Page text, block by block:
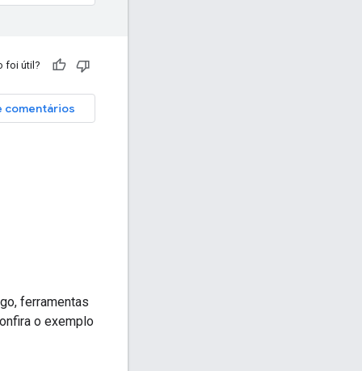
foi útil?
comentários
ferramentas
o exemplo